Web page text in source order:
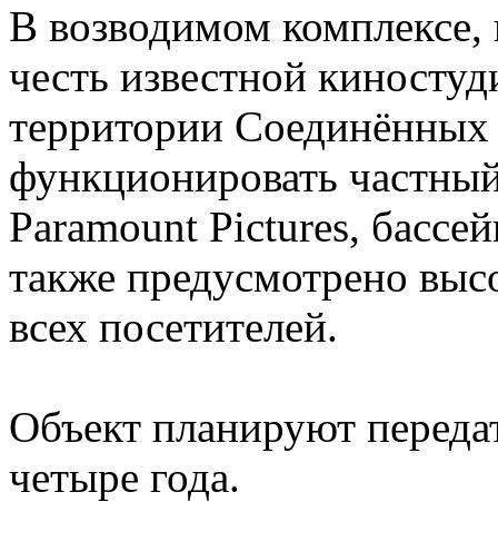
В возводимом
честь известной
территории
функционировать
Paramount Pictures,
также предусмотрено
всех посетителей.
Объект планируют
четыре года.